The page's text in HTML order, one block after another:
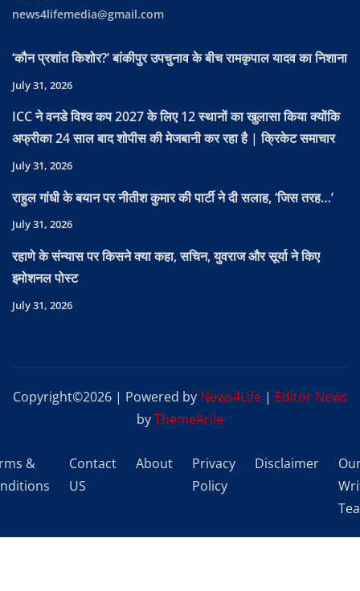
news4lifemedia@gmail.com
‘कौन प्रशांत किशोर?’ बांकीपुर उपचुनाव के बीच रामकृपाल यादव का निशाना
July 31, 2026
ICC ने वनडे विश्व कप 2027 के लिए 12 स्थानों का खुलासा किया क्योंकि
अफ्रीका 24 साल बाद शोपीस की मेजबानी कर रहा है | क्रिकेट समाचार
July 31, 2026
राहुल गांधी के बयान पर नीतीश कुमार की पार्टी ने दी सलाह, ‘जिस तरह…’
July 31, 2026
रहाणे के संन्यास पर किसने क्या कहा, सचिन, युवराज और सूर्या ने किए
इमोशनल पोस्ट
July 31, 2026
Copyright©2026 | Powered by News4Life | Editor News
byThemeArile
&
Contact
US
About
Privacy
Policy
Disclaimer